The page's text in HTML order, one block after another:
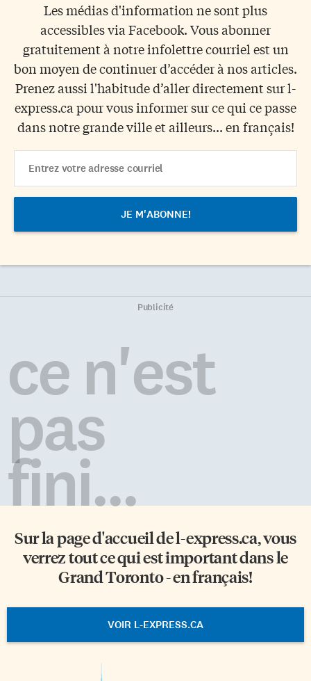
Les médias d'information ne sont plus
accessibles via Facebook. Vous abonner
gratuitement à notre infolettre courriel est un
bon moyen de continuer d’accéder à nos articles.
Prenez aussi l'habitude d’aller directement sur l-
express.ca pour vous informer sur ce qui ce passe
dans notre grande ville et ailleurs... en français!
Address
Publicité
ce n'est
pas
fini...
Sur la page d'accueil del-express.ca, vous
verrez tout ce qui est important dans le
Grand Toronto - en français!
VOIR L-EXPRESS.CA